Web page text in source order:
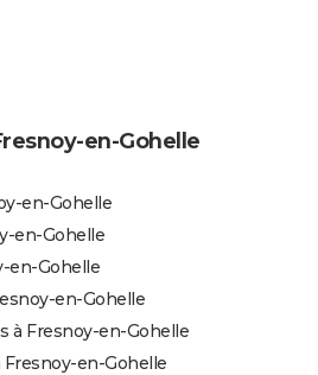
en-Gohelle
en-Gohelle
en-Gohelle
en-Gohelle
en-Gohelle
à Fresnoy-en-Gohelle
en-Gohelle